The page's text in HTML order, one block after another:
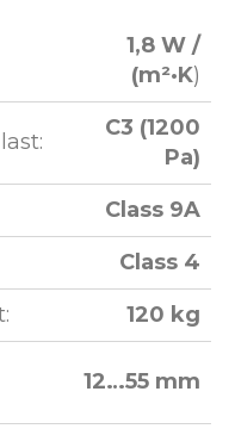
1,8 W /
(m²·K)
C3 (1200
Pa)
Class 9A
Class 4
120 kg
12…55 mm